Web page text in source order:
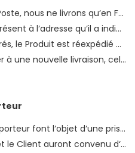
Pour les produits livrés par la Poste, nous ne livrons qu‘en France métropolitaine et Corse.
boîte aux lettres du Client. Il appartient alors au Client d‘aller retirer sa Commande dans son Bureau de Poste et ce, dans les 10 jours ouvrés suivant le dépôt de l‘Avis.
par la Poste à MECA-EXPRESS.
doit être acquittée avant la réexpédition en contactant le Service Clients.
Certaines livraisons par Transporteur font l‘objet d‘une prise de rendez-vous organisée entre le Transporteur et le Client. Dans ce cas, si le Client ne peut pas être présent le jour de la livraison, il doit choisir une personne habilitée qui réceptionnera la livraison et assumera toutes les responsabilités incombant au Client.
le Client devra impérativement être présent à la date et durant toute la plage horaire fixées.